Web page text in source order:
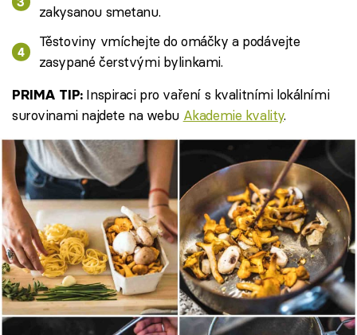
zakysanou smetanu.
Těstoviny vmíchejte do omáčky a podávejte
zasypané čerstvými bylinkami.
PRIMA TIP:Inspiraci pro vaření s kvalitními lokálními
surovinami najdete na webu Akademie kvality.